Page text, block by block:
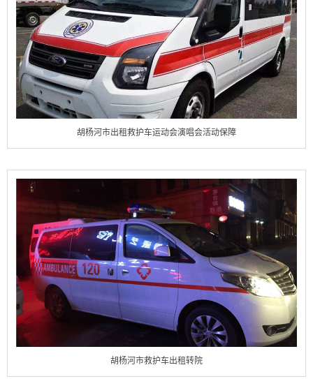
胡杨河市出租救护车运动会演唱会活动保障
胡杨河市救护车出租转院